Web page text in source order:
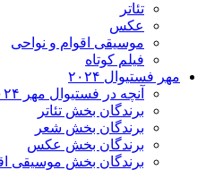
تئاتر
عکس
موسیقی اقوام و نواحی
فیلم کوتاه
مهر فستیوال ۲۰۲۴
آنچه در فستیوال مهر ۲۰۲۴ گذشت
برندگان بخش تئاتر
برندگان بخش شعر
برندگان بخش عکس
برندگان بخش موسیقی